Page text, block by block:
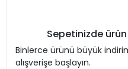
Sepetinizde
Binlerce ürünü büyük
alışverişe başlayın.